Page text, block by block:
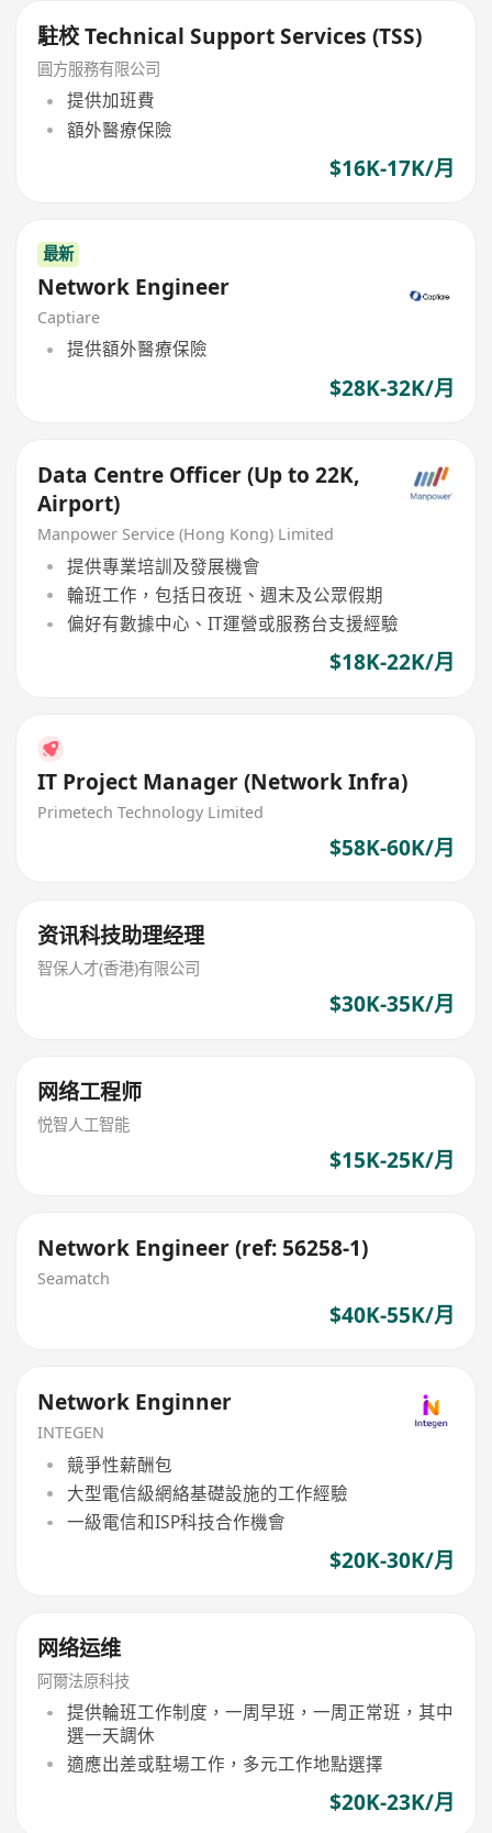
駐校 Technical Support Services (TSS)
圓方服務有限公司
提供加班費
額外醫療保險
$16K-17K/月
最新
Network Engineer
Captiare
提供額外醫療保險
$28K-32K/月
Data Centre Officer (Up to 22K,
Airport)
Manpower Service (Hong Kong) Limited
提供專業培訓及發展機會
輪班工作，包括日夜班、週末及公眾假期
偏好有數據中心、IT運營或服務台支援經驗
$18K-22K/月
IT Project Manager (Network Infra)
Primetech Technology Limited
$58K-60K/月
资讯科技助理经理
智保人才(香港)有限公司
$30K-35K/月
网络工程师
悦智人工智能
$15K-25K/月
Network Engineer (ref: 56258-1)
Seamatch
$40K-55K/月
Network Enginner
INTEGEN
競爭性薪酬包
大型電信級網絡基礎設施的工作經驗
一級電信和ISP科技合作機會
$20K-30K/月
网络运维
阿爾法原科技
提供輪班工作制度，一周早班，一周正常班，其中
選一天調休
適應出差或駐場工作，多元工作地點選擇
$20K-23K/月